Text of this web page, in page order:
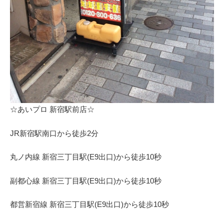
☆あいプロ 新宿駅前店☆
JR新宿駅南口から徒歩2分
丸ノ内線 新宿三丁目駅(E9出口)から徒歩10秒
副都心線 新宿三丁目駅(E9出口)から徒歩10秒
都営新宿線 新宿三丁目駅(E9出口)から徒歩10秒